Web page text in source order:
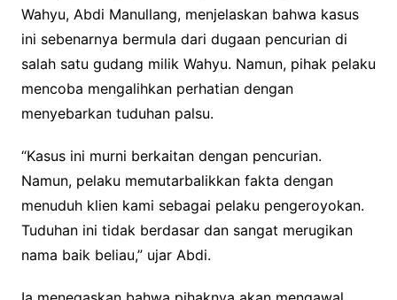
Wahyu, Abdi Manullang, menjelaskan bahwa kasus
ini sebenarnya bermula dari dugaan pencurian di
salah satu gudang milik Wahyu. Namun, pihak pelaku
mencoba mengalihkan perhatian dengan
menyebarkan tuduhan palsu.
“Kasus ini murni berkaitan dengan pencurian.
Namun, pelaku memutarbalikkan fakta dengan
menuduh klien kami sebagai pelaku pengeroyokan.
Tuduhan ini tidak berdasar dan sangat merugikan
nama baik beliau,” ujar Abdi.